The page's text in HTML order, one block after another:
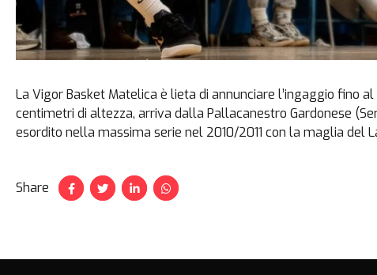
La Vigor Basket Matelica è lieta di annunciare l’ingaggio fino
centimetri di altezza, arriva dalla Pallacanestro Gardonese
esordito nella massima serie nel 2010/2011 con la maglia del
Share